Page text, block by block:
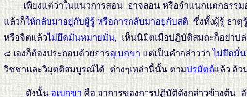
เพียงแต่ว่าในแนวการสอน อาจสอน หรือจำแนกแตกธรร
แล้วก็ให้กลับมาอยู่กับผู้รู้ หรือการกลับมาอยู่กับสติซึ่งทั้งผู้รู้ ธาตุ
หรือจิตแล้วไม่ยึดมั่นหมายมั่น, เห็นนิมิตเมื่อปฏิบัติสมถะก็อย่าป
๔ เองก็ต้องประกอบด้วยการอุเบกขาแต่เป็นคำกล่าวว่าไม่ยึดมั่
วิชชาและวิมุตติสมบูรณ์ได้ ต่างๆเหล่านี้นั้น ตามปรมัตถแล้ว ล้ว
ดังนั้นอุเบกขาคือ อาการของการปฏิบัติดังกล่าวข้างต้น